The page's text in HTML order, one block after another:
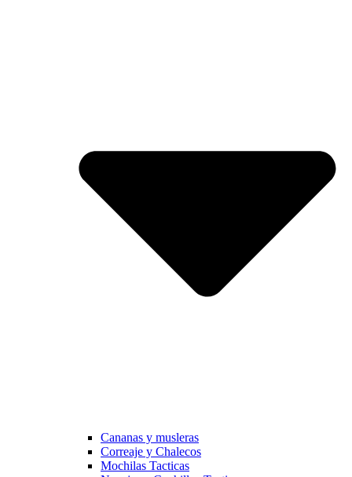
Cananas y musleras
Correaje y Chalecos
Mochilas Tacticas